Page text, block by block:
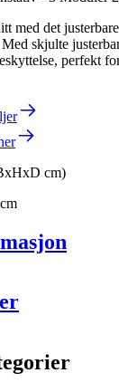
med det
skjulte
perfekt
cm)
ERZP204